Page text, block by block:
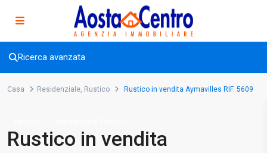
Ricerca avanzata
Casa Residenziale, Rustico Rustico in vendita Aymavilles RIF. 5609
Rustico in vendita